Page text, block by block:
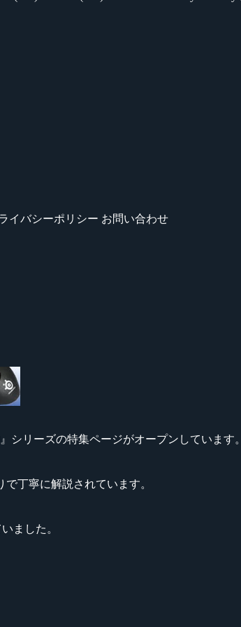
イバシーポリシー お問い合わせ
シリーズの特集ページがオープンしています。
丁寧に解説されています。
ました。